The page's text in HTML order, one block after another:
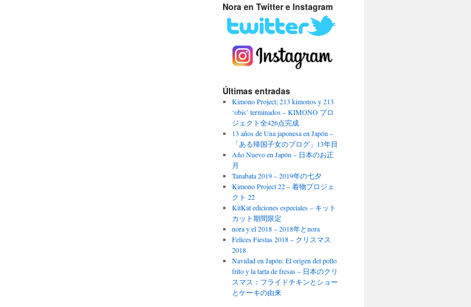
Nora en Twitter e Instagram
Últimas entradas
Kimono Project; 213 kimonos y 213
‘obis’ terminados – KIMONO プロ
ジェクト全426点完成
13 años de Una japonesa en Japón –
「ある帰国子女のブログ」13年目
Año Nuevo en Japón – 日本のお正
月
Tanabata 2019 – 2019年の七夕
Kimono Project 22 – 着物プロジェ
クト 22
KitKat ediciones especiales – キット
カット期間限定
nora y el 2018 – 2018年とnora
Felices Fiestas 2018 – クリスマス
2018
Navidad en Japón: El origen del pollo
frito y la tarta de fresas – 日本のクリ
スマス：フライドチキンとショー
とケーキの由来